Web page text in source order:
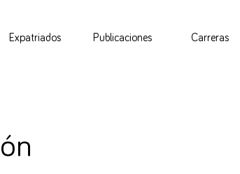
Expatriados Publicaciones Carreras